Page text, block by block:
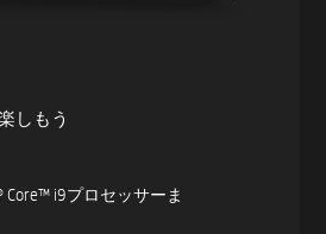
しもう
Core™ i9プロセッサーま